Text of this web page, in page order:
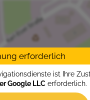
erforderlich
ist Ihre
Google LLC erforderlich.